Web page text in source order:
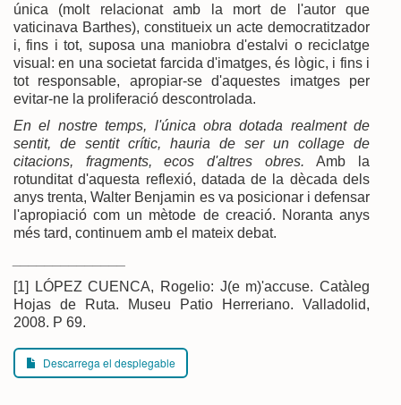
única (molt relacionat amb la mort de l'autor que
vaticinava Barthes), constitueix un acte democratitzador
i, fins i tot, suposa una maniobra d'estalvi o reciclatge
visual: en una societat farcida d'imatges, és lògic, i fins i
tot responsable, apropiar-se d'aquestes imatges per
evitar-ne la proliferació descontrolada.
En el nostre temps, l'única obra dotada realment de
sentit, de sentit crític, hauria de ser un collage de
citacions, fragments, ecos d'altres obres.Amb la
rotunditat d'aquesta reflexió, datada de la dècada dels
anys trenta, Walter Benjamin es va posicionar i defensar
l'apropiació com un mètode de creació. Noranta anys
més tard, continuem amb el mateix debat.
[1] LÓPEZ CUENCA, Rogelio: J(e m)'accuse. Catàleg
Hojas de Ruta. Museu Patio Herreriano. Valladolid,
2008. P 69.
Descarrega el desplegable